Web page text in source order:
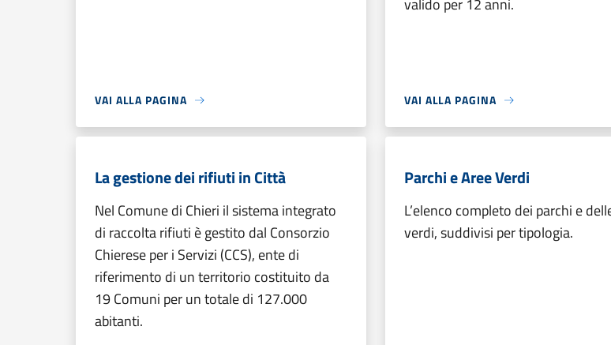
VAI ALLA PAGINA
valido per 12 anni.
VAI ALLA PAGINA
La gestione dei rifiuti in Città
Nel Comune di Chieri il sistema integrato
di raccolta rifiuti è gestito dal Consorzio
Chierese per i Servizi (CCS), ente di
riferimento di un territorio costituito da
19 Comuni per un totale di 127.000
abitanti.
Parchi e Aree Verdi
L’elenco completo dei parchi e
verdi, suddivisi per tipologia.